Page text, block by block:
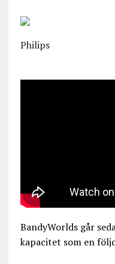
Philips
BandyWorlds går
kapacitet som en